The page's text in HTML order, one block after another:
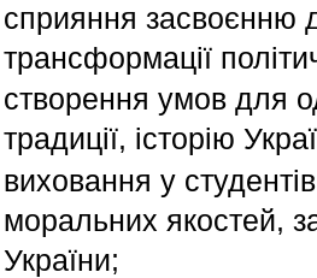
сприяння засвоєнню
трансформації
створення умов для
традиції, історію
виховання у
моральних якостей,
України;